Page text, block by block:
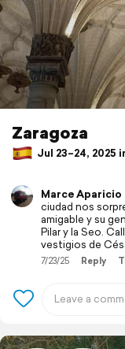
Zaragoza
Jul 23–24, 2025
Marce Aparicio
ciudad nos
amigable y su
Pilar y la Seo.
vestigios de
7/23/25 Reply